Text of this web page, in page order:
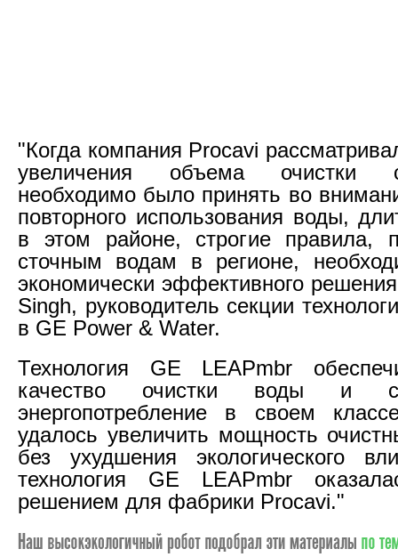
"Когда компания Procavi
увеличения объема очистки
необходимо было принять во
повторного использования воды,
в этом районе, строгие правила,
сточным водам в регионе,
экономически эффективного
Singh, руководитель секции
в GE Power & Water.
Технология GE LEAPmbr
качество очистки воды и
энергопотребление в своем
удалось увеличить мощность
без ухудшения экологического
технология GE LEAPmbr
решением для фабрики Procavi."